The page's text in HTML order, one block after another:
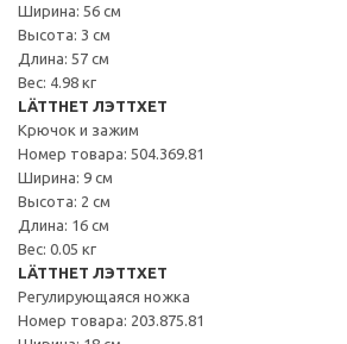
Ширина: 56 см
Высота: 3 см
Длина: 57 см
Вес: 4.98 кг
LÄTTHET ЛЭТТХЕТ
Крючок и зажим
Номер товара: 504.369.81
Ширина: 9 см
Высота: 2 см
Длина: 16 см
Вес: 0.05 кг
LÄTTHET ЛЭТТХЕТ
Регулирующаяся ножка
Номер товара: 203.875.81